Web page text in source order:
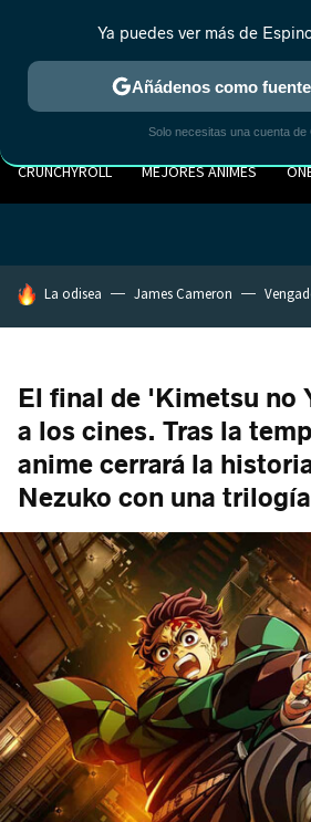
CRUNCHYROLL MEJORES ANIMES
HOY SE HABLA DE
La odisea James Cameron
El final de 'Kimetsu no
a los cines. Tras la
anime cerrará la
Nezuko con una
Ya puedes ver más de
Añádenos como
Solo necesitas una cuenta de